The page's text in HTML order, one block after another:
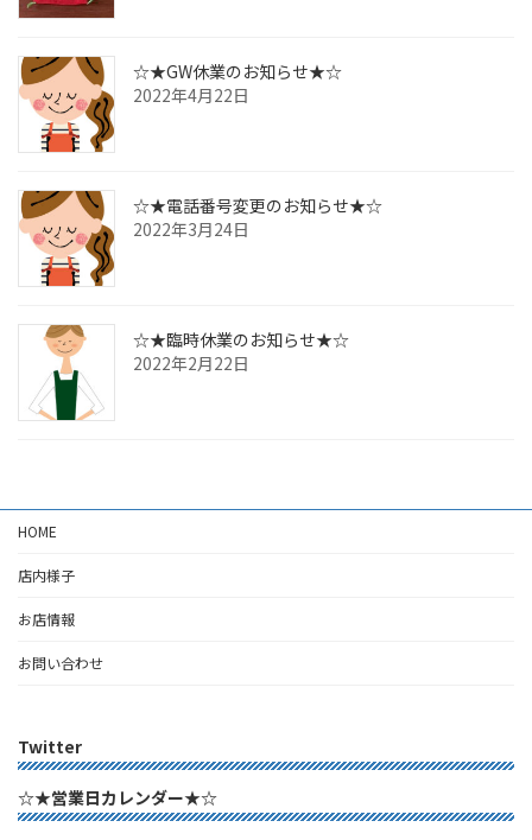
☆★GW休業のお知らせ★☆
2022年4月22日
☆★電話番号変更のお知らせ★☆
2022年3月24日
☆★臨時休業のお知らせ★☆
2022年2月22日
HOME
店内様子
お店情報
お問い合わせ
Twitter
☆★営業日カレンダー★☆